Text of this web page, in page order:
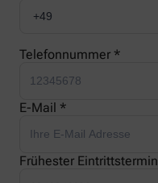
Telefonnummer *
E-Mail *
Frühester Eintrittstermin